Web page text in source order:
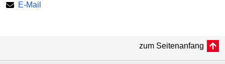
E-Mail
zum Seitenanfang